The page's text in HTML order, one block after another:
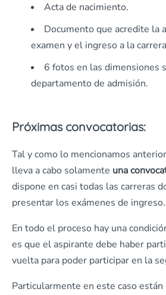
Acta de nacimiento.
Documento que acredite la
examen y el ingreso a la
6 fotos en las dimensiones
departamento de admisión.
Próximas convocatorias:
Tal y como lo mencionamos
lleva a cabo solamente una
dispone en casi todas las carreras
presentar los exámenes de ingreso.
En todo el proceso hay una
es que el aspirante debe haber
vuelta para poder participar en la
Particularmente en este caso